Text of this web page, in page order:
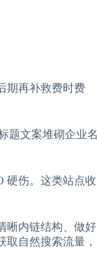
期再补救费时费
题文案堆砌企业名
硬伤。这类站点收
晰内链结构、做好
自然搜索流量，